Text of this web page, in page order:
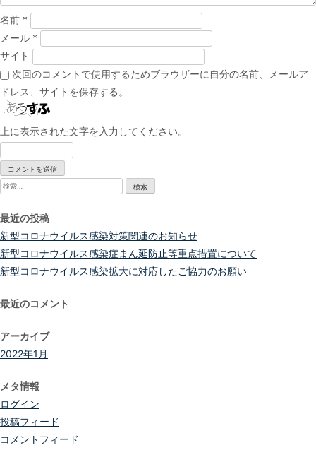
名前 *
メール *
サイト
次回のコメントで使用するためブラウザーに自分の名前、メールア
ドレス、サイトを保存する。
上に表示された文字を入力してください。
検
最近の投稿
新型コロナウイルス感染対策関連のお知らせ
新型コロナウイルス感染症まん延防止等重点措置について
新型コロナウイルス感染拡大に対応したご協力のお願い
最近のコメント
アーカイブ
2022年1月
メタ情報
ログイン
投稿フィード
コメントフィード